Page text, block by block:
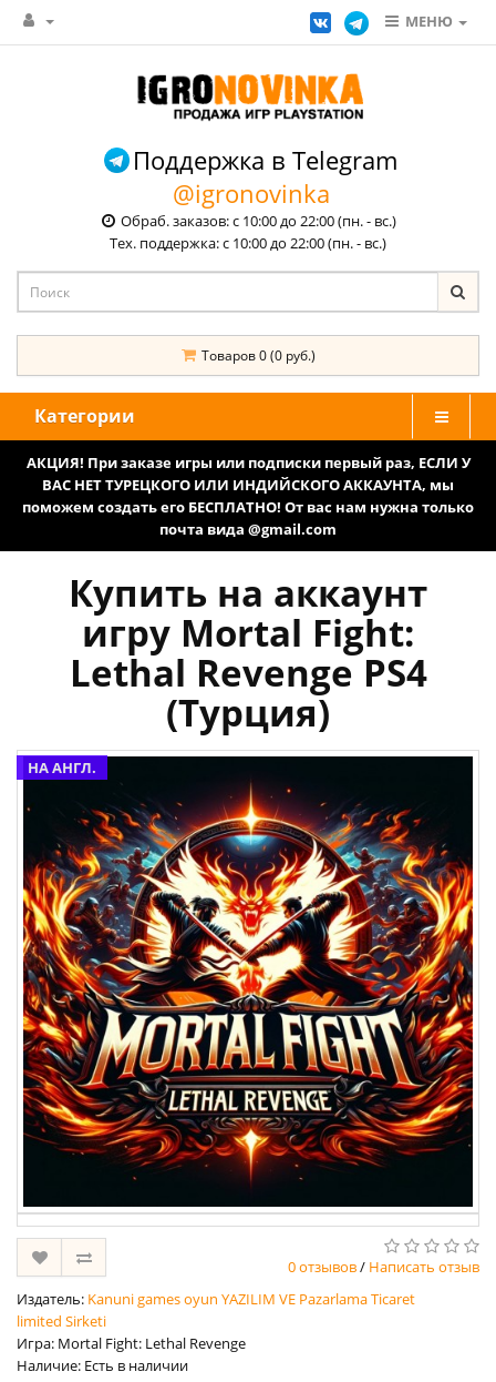
МЕНЮ
Поддержка в Telegram
@igronovinka
Обраб. заказов: с 10:00 до 22:00 (пн. - вс.)
Тех. поддержка: с 10:00 до 22:00 (пн. - вс.)
Товаров 0 (0 руб.)
Категории
АКЦИЯ! При заказе игры или подписки первый раз, ЕСЛИ У
ВАС НЕТ ТУРЕЦКОГО ИЛИ ИНДИЙСКОГО АККАУНТА, мы
поможем создать его БЕСПЛАТНО! От вас нам нужна только
почта вида @gmail.com
Купить на аккаунт
игру Mortal Fight:
Lethal Revenge PS4
(Турция)
НА АНГЛ.
0 отзывов/ Написать отзыв
Издатель: Kanuni games oyun YAZILIM VE Pazarlama Ticaret
limited Sirketi
Игра: Mortal Fight: Lethal Revenge
Наличие: Есть в наличии